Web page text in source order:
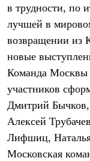
Футболки
Рубашки
Толстовки
Брюки
Женская одежда
Утепленная пухом
Куртки
Брюки
Жилеты
Утепленная
Брюки
Штормовая одежда
в трудности, по
лучшей в
возвращении из
новые
Команда Москвы
участников
Дмитрий
Алексей
Лифшиц,
Московская